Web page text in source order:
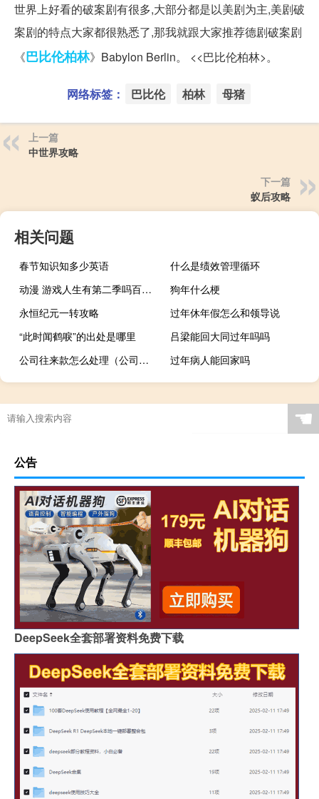
世界上好看的破案剧有很多,大部分都是以美剧为主,美剧破
案剧的特点大家都很熟悉了,那我就跟大家推荐德剧破案剧
《巴比伦柏林》Babylon Berlin。 <<巴比伦柏林>。
网络标签： 巴比伦 柏林 母猪
上一篇
中世界攻略
下一篇
蚁后攻略
相关问题
春节知识知多少英语
什么是绩效管理循环
动漫 游戏人生有第二季吗百度云（动漫 游戏人生有第二季吗）
狗年什么梗
永恒纪元一转攻略
过年休年假怎么和领导说
“此时闻鹤唳”的出处是哪里
吕梁能回大同过年吗吗
公司往来款怎么处理（公司往来款怎么做账）
过年病人能回家吗
☚
公告
DeepSeek全套部署资料免费下载